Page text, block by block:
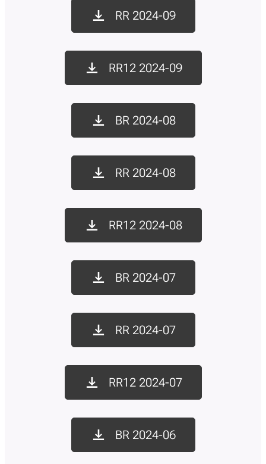
RR 2024-09
RR12 2024-09
BR 2024-08
RR 2024-08
RR12 2024-08
BR 2024-07
RR 2024-07
RR12 2024-07
BR 2024-06